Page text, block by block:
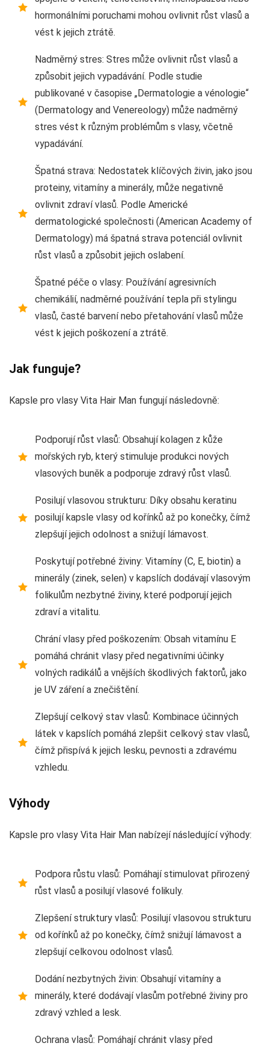
hormonálními poruchami mohou ovlivnit růst vlasů a
vést k jejich ztrátě.
Nadměrný stres: Stres může ovlivnit růst vlasů a
způsobit jejich vypadávání. Podle studie
publikované v časopise „Dermatologie a vénologie“
(Dermatology and Venereology) může nadměrný
stres vést k různým problémům s vlasy, včetně
vypadávání.
Špatná strava: Nedostatek klíčových živin, jako jsou
proteiny, vitamíny a minerály, může negativně
ovlivnit zdraví vlasů. Podle Americké
dermatologické společnosti (American Academy of
Dermatology) má špatná strava potenciál ovlivnit
růst vlasů a způsobit jejich oslabení.
Špatné péče o vlasy: Používání agresivních
chemikálií, nadměrné používání tepla při stylingu
vlasů, časté barvení nebo přetahování vlasů může
vést k jejich poškození a ztrátě.
Jak funguje?
Kapsle pro vlasy Vita Hair Man fungují následovně:
Podporují růst vlasů: Obsahují kolagen z kůže
mořských ryb, který stimuluje produkci nových
vlasových buněk a podporuje zdravý růst vlasů.
Posilují vlasovou strukturu: Díky obsahu keratinu
posilují kapsle vlasy od kořínků až po konečky, čímž
zlepšují jejich odolnost a snižují lámavost.
Poskytují potřebné živiny: Vitamíny (C, E, biotin) a
minerály (zinek, selen) v kapslích dodávají vlasovým
folikulům nezbytné živiny, které podporují jejich
zdraví a vitalitu.
Chrání vlasy před poškozením: Obsah vitamínu E
pomáhá chránit vlasy před negativními účinky
volných radikálů a vnějších škodlivých faktorů, jako
je UV záření a znečištění.
Zlepšují celkový stav vlasů: Kombinace účinných
látek v kapslích pomáhá zlepšit celkový stav vlasů,
čímž přispívá k jejich lesku, pevnosti a zdravému
vzhledu.
Výhody
Kapsle pro vlasy Vita Hair Man nabízejí následující výhody:
Podpora růstu vlasů: Pomáhají stimulovat přirozený
růst vlasů a posilují vlasové folikuly.
Zlepšení struktury vlasů: Posilují vlasovou strukturu
od kořínků až po konečky, čímž snižují lámavost a
zlepšují celkovou odolnost vlasů.
Dodání nezbytných živin: Obsahují vitamíny a
minerály, které dodávají vlasům potřebné živiny pro
zdravý vzhled a lesk.
Ochrana vlasů: Pomáhají chránit vlasy před